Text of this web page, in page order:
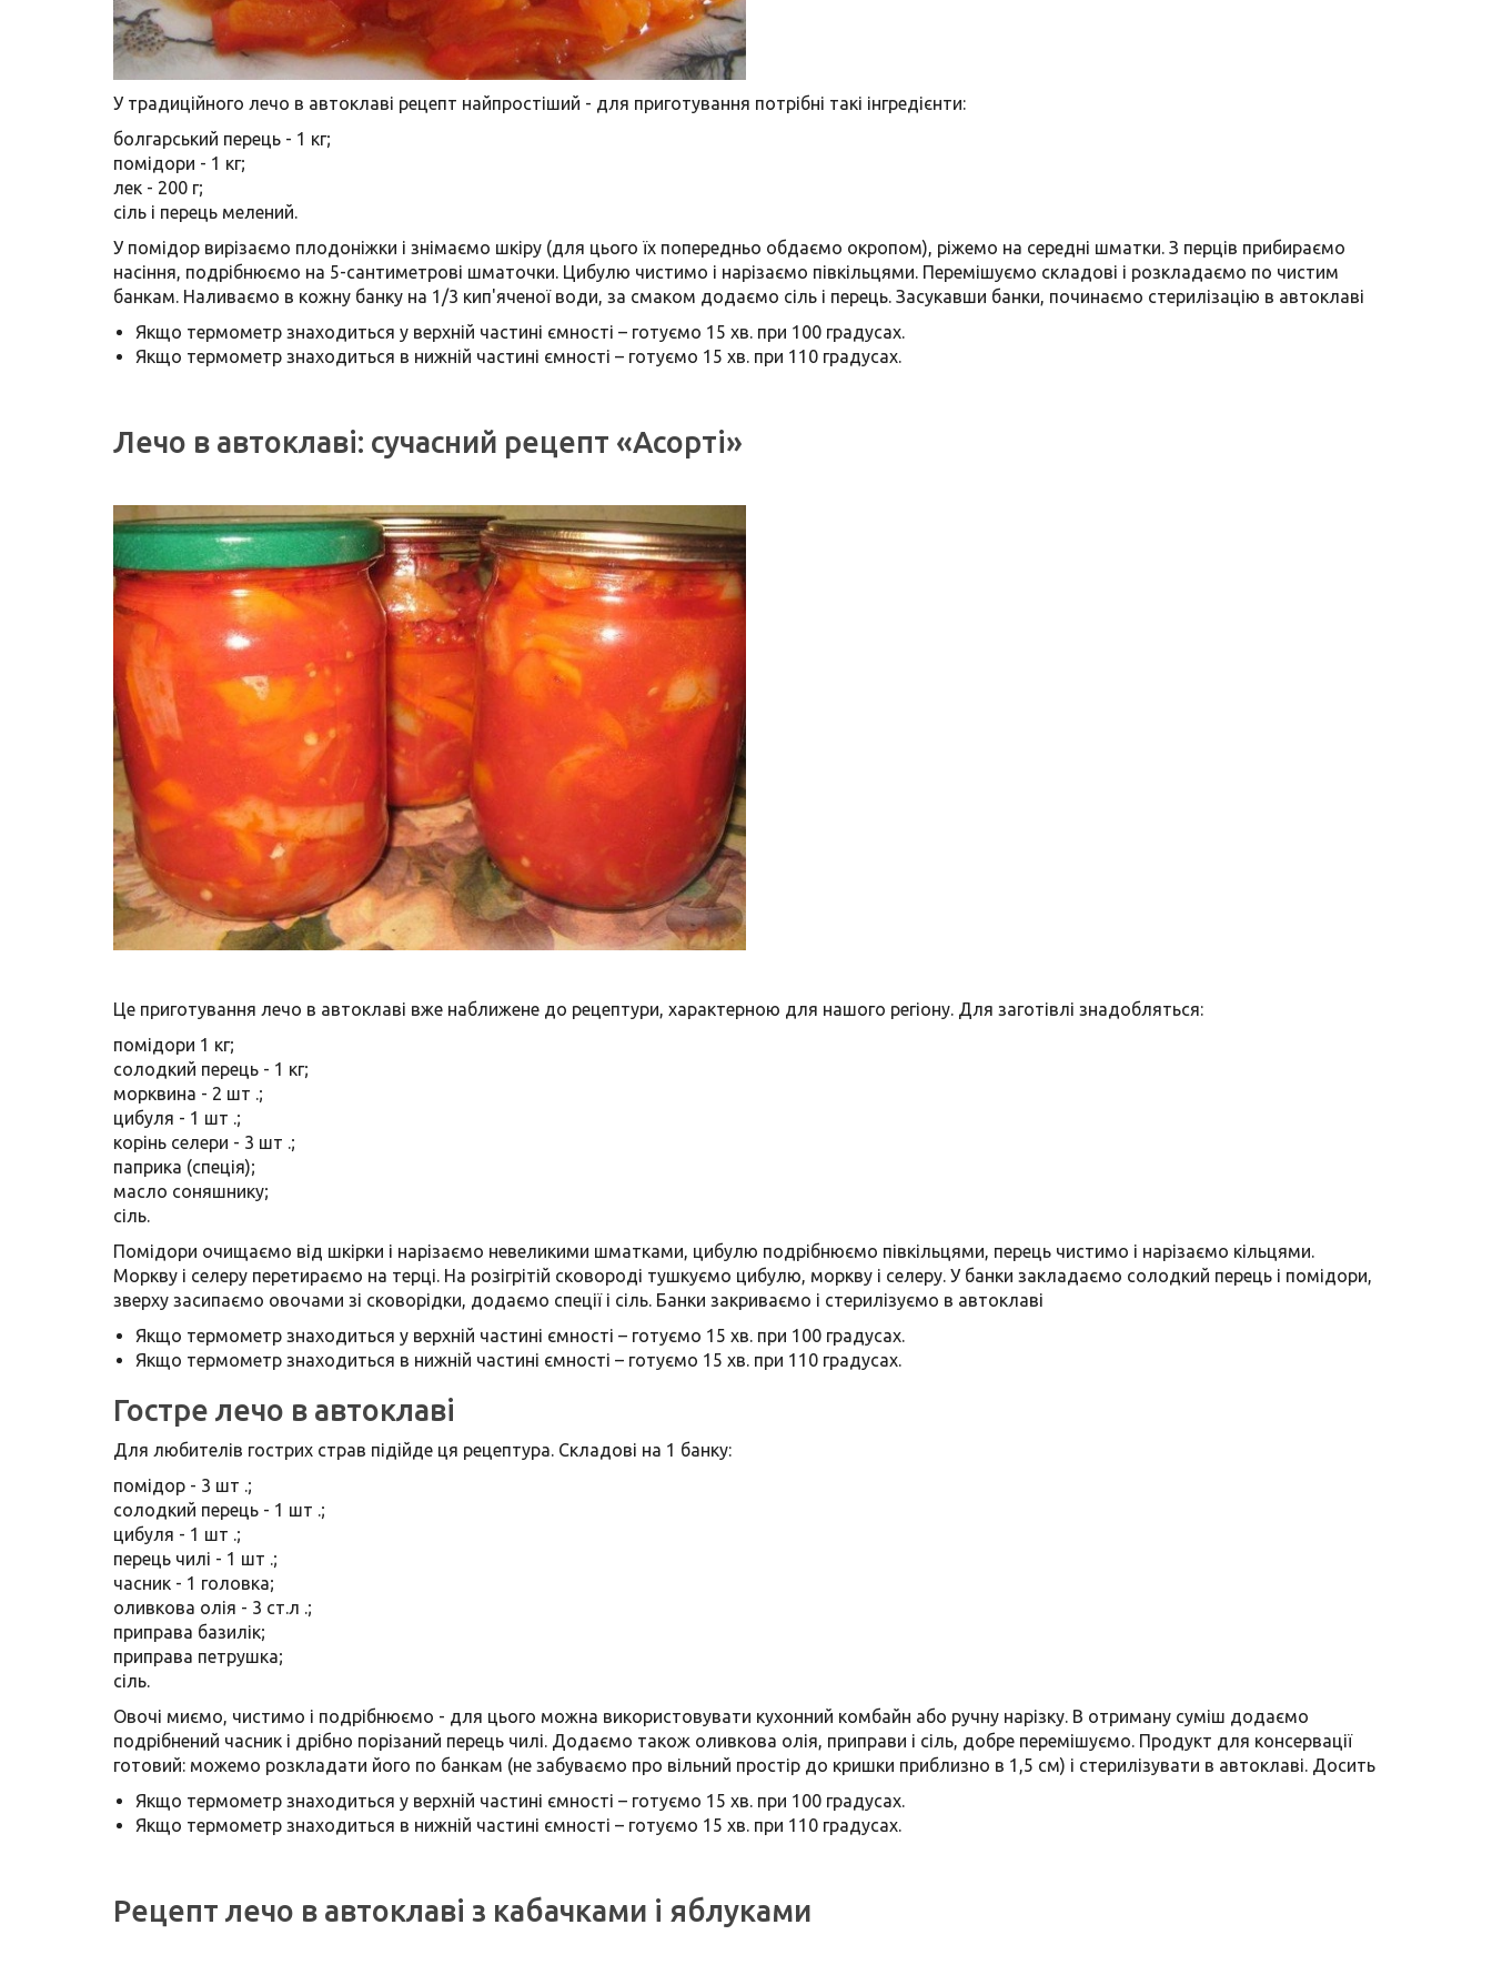
У традиційного лечо в автоклаві рецепт найпростіший - для приготування потрібні такі інгредієнти:
болгарський перець - 1 кг;
помідори - 1 кг;
лек - 200 г;
сіль і перець мелений.
У помідор вирізаємо плодоніжки і знімаємо шкіру (для цього їх попередньо обдаємо окропом), ріжемо на середні шматки. З перців прибираємо
насіння, подрібнюємо на 5-сантиметрові шматочки. Цибулю чистимо і нарізаємо півкільцями. Перемішуємо складові і розкладаємо по чистим
банкам. Наливаємо в кожну банку на 1/3 кип'яченої води, за смаком додаємо сіль і перець. Засукавши банки, починаємо стерилізацію в автоклаві
Якщо термометр знаходиться у верхній частині ємності – готуємо 15 хв. при 100 градусах.
Якщо термометр знаходиться в нижній частині ємності – готуємо 15 хв. при 110 градусах.
Лечо в автоклаві: сучасний рецепт «Асорті»
Це приготування лечо в автоклаві вже наближене до рецептури, характерною для нашого регіону. Для заготівлі знадобляться:
помідори 1 кг;
солодкий перець - 1 кг;
морквина - 2 шт .;
цибуля - 1 шт .;
корінь селери - 3 шт .;
паприка (спеція);
масло соняшнику;
сіль.
Помідори очищаємо від шкірки і нарізаємо невеликими шматками, цибулю подрібнюємо півкільцями, перець чистимо і нарізаємо кільцями.
Моркву і селеру перетираємо на терці. На розігрітій сковороді тушкуємо цибулю, моркву і селеру. У банки закладаємо солодкий перець і помідори,
зверху засипаємо овочами зі сковорідки, додаємо спеції і сіль. Банки закриваємо і стерилізуємо в автоклаві
Якщо термометр знаходиться у верхній частині ємності – готуємо 15 хв. при 100 градусах.
Якщо термометр знаходиться в нижній частині ємності – готуємо 15 хв. при 110 градусах.
Гостре лечо в автоклаві
Для любителів гострих страв підійде ця рецептура. Складові на 1 банку:
помідор - 3 шт .;
солодкий перець - 1 шт .;
цибуля - 1 шт .;
перець чилі - 1 шт .;
часник - 1 головка;
оливкова олія - ​​3 ст.л .;
приправа базилік;
приправа петрушка;
сіль.
Овочі миємо, чистимо і подрібнюємо - для цього можна використовувати кухонний комбайн або ручну нарізку. В отриману суміш додаємо
подрібнений часник і дрібно порізаний перець чилі. Додаємо також оливкова олія, приправи і сіль, добре перемішуємо. Продукт для консервації
готовий: можемо розкладати його по банкам (не забуваємо про вільний простір до кришки приблизно в 1,5 см) і стерилізувати в автоклаві. Досить
Якщо термометр знаходиться у верхній частині ємності – готуємо 15 хв. при 100 градусах.
Якщо термометр знаходиться в нижній частині ємності – готуємо 15 хв. при 110 градусах.
Рецепт лечо в автоклаві з кабачками і яблуками